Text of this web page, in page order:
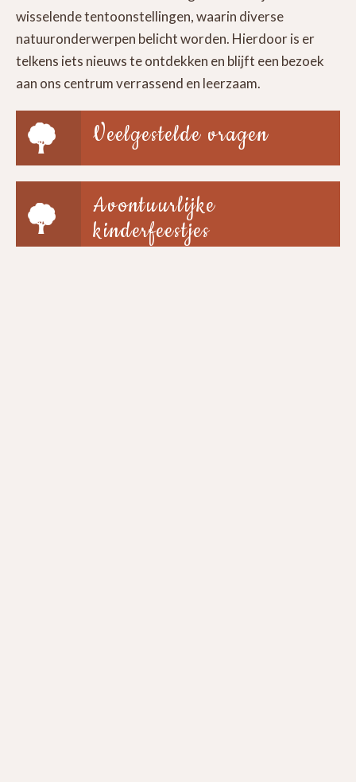
wisselende tentoonstellingen, waarin diverse
natuuronderwerpen belicht worden. Hierdoor is er
telkens iets nieuws te ontdekken en blijft een bezoek
aan ons centrum verrassend en leerzaam.
Veelgestelde vragen
Avontuurlijke
kinderfeestjes